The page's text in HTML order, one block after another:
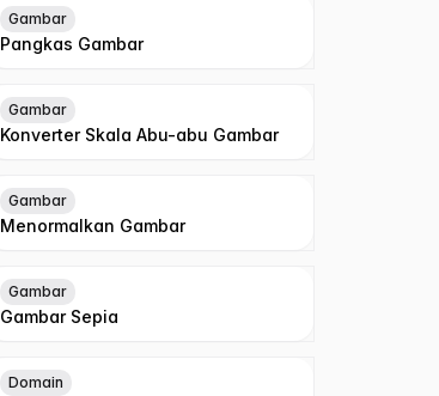
Gambar
Pangkas Gambar
Gambar
Konverter Skala Abu-abu Gambar
Gambar
Menormalkan Gambar
Gambar
Gambar Sepia
Domain